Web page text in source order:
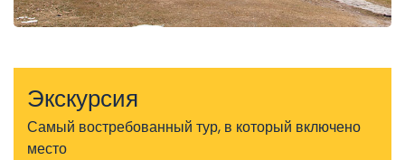
Экскурсия
Самый востребованный тур, в который включено
место